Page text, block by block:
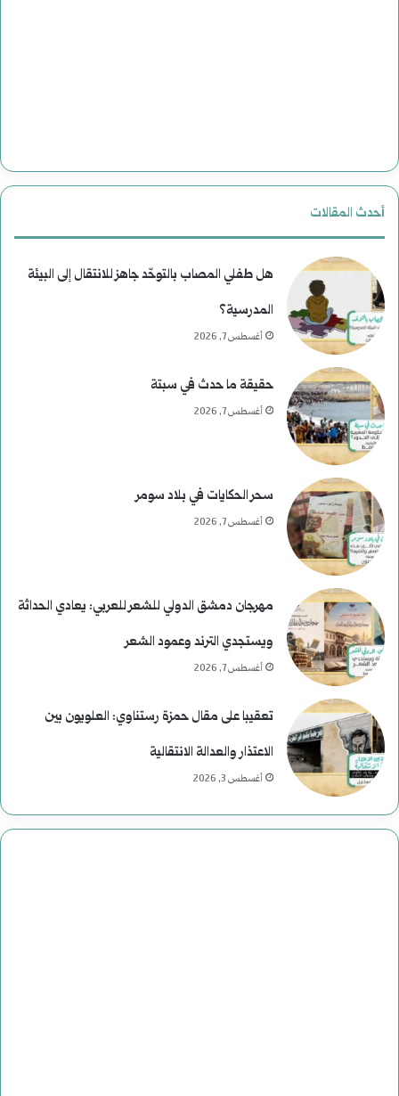
أحدث المقالات
هل طفلي المصاب بالتوحّد جاهز للانتقال إلى البيئة
المدرسية؟
أغسطس 7, 2026
حقيقة ما حدث في سبتة
أغسطس 7, 2026
سحر الحكايات في بلاد سومر
أغسطس 7, 2026
مهرجان دمشق الدولي للشعر للعربي: يعادي الحداثة
ويستجدي الترند وعمود الشعر
أغسطس 7, 2026
تعقيبا على مقال حمزة رستناوي: العلويون بين
الاعتذار والعدالة الانتقالية
أغسطس 3, 2026